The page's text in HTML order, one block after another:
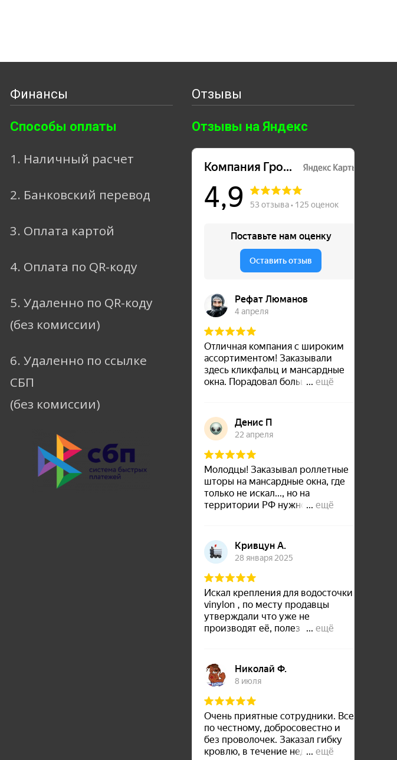
Финансы
Способы оплаты
1. Наличный расчет
2. Банковский перевод
3. Оплата картой
4. Оплата по QR-коду
5. Удаленно по QR-коду
(без комиссии)
6. Удаленно по ссылке
СБП
(без комиссии)
Отзывы
Отзывы на Яндекс